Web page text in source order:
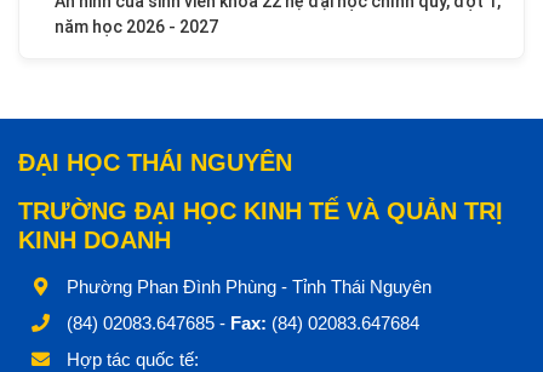
năm học 2026 - 2027
ĐẠI HỌC THÁI NGUYÊN
TRƯỜNG ĐẠI HỌC KINH TẾ VÀ QUẢN TRỊ
KINH DOANH
Phường Phan Đình Phùng - Tỉnh Thái Nguyên
(84) 02083.647685 - Fax: (84) 02083.647684
Hợp tác quốc tế: